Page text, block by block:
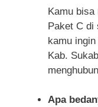
Kamu bisa
Paket C di
kamu
Kab.
Apa